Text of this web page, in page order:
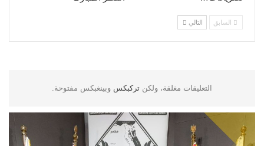
السابق التالي
التعليقات مغلقة، ولكن تركبكس وبينغبكس مفتوحة.